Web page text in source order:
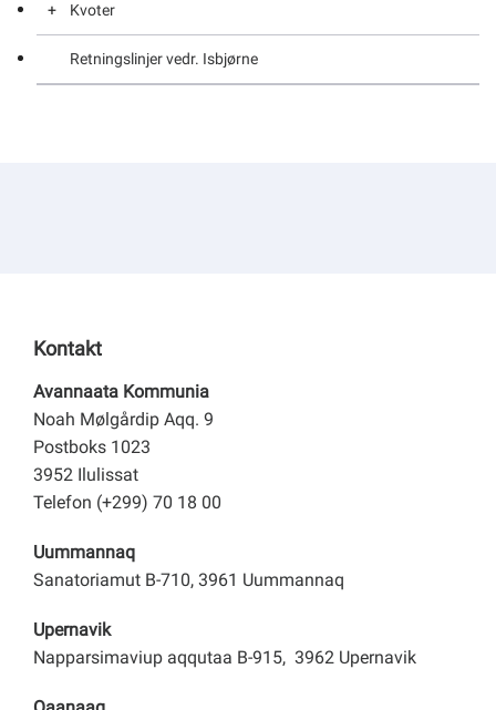
Kvoter
Kvoter
Kvoter
Retningslinjer vedr. Isbjørne
Kontakt
Avannaata Kommunia
Noah Mølgårdip Aqq. 9
Postboks 1023
3952 Ilulissat
Telefon (+299) 70 18 00
Uummannaq
Sanatoriamut B-710, 3961 Uummannaq
Upernavik
Napparsimaviup aqqutaa B-915, 3962 Upernavik